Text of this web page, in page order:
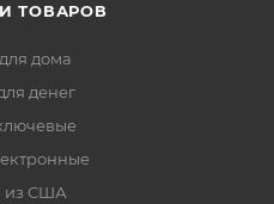
ТОВАРОВ
дома
денег
из США